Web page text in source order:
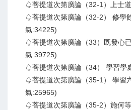
♤菩提道次第廣論（32-1）上士
♤菩提道次第廣論（32-2） 修學
氣:34225)
♤菩提道次第廣論（33）既發心
氣:39725)
♤菩提道次第廣論（34） 學習學
♤菩提道次第廣論（35-1） 學習
氣:25965)
♤菩提道次第廣論（35-2）施何